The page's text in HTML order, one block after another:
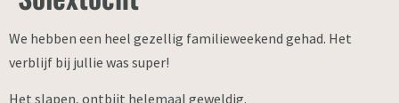
We hebben een heel gezellig familieweekend gehad. Het
verblijf bij jullie was super!
Het slapen, ontbijt helemaal geweldig.